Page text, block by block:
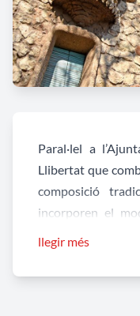
Paral·lel a
Llibertat que
composició
incorporen el
propi edifici i la
llegir més